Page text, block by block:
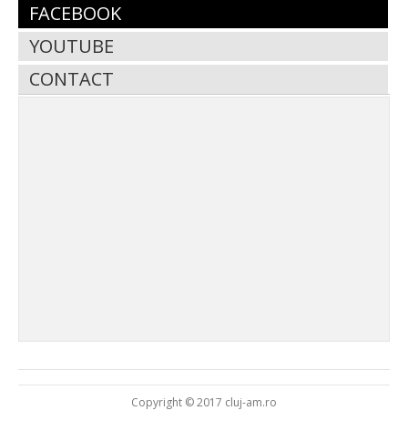
FACEBOOK
YOUTUBE
CONTACT
Copyright © 2017 cluj-am.ro